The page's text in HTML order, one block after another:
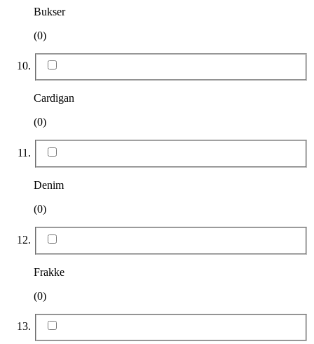
Bukser
(0)
Cardigan
(0)
Denim
(0)
Frakke
(0)